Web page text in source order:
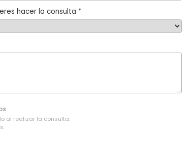
hacer la consulta *
al realizar la consulta.